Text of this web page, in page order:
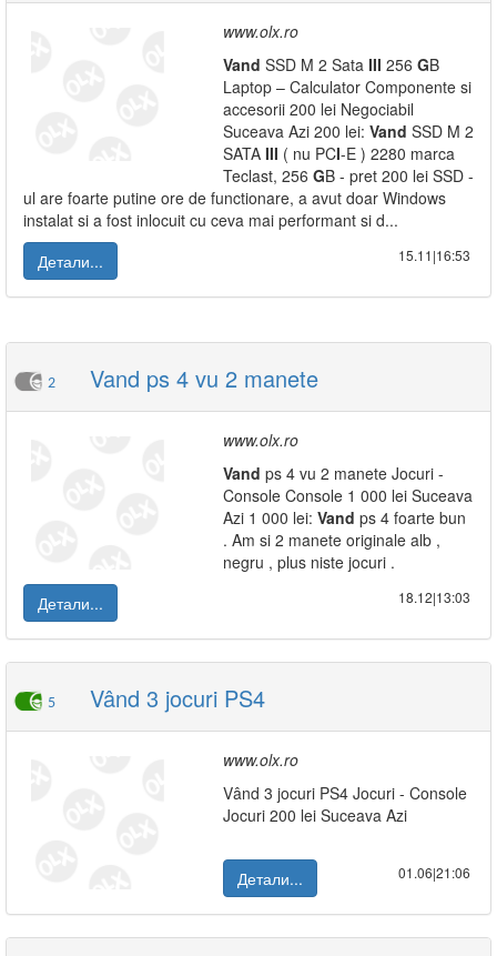
www.olx.ro
Vand SSD M 2 Sata III 256 GB
Laptop – Calculator Componente si
accesorii 200 lei Negociabil
Suceava Azi 200 lei: Vand SSD M 2
SATA III ( nu PCI-E ) 2280 marca
Teclast, 256 GB - pret 200 lei SSD -
ul are foarte putine ore de functionare, a avut doar Windows
instalat si a fost inlocuit cu ceva mai performant si d...
Детали...
15.11|16:53
2 Vand ps 4 vu 2 manete
www.olx.ro
Vand ps 4 vu 2 manete Jocuri -
Console Console 1 000 lei Suceava
Azi 1 000 lei: Vand ps 4 foarte bun
. Am si 2 manete originale alb ,
negru , plus niste jocuri .
Детали...
18.12|13:03
5 Vând 3 jocuri PS4
www.olx.ro
Vând 3 jocuri PS4 Jocuri - Console
Jocuri 200 lei Suceava Azi
Детали... 01.06|21:06